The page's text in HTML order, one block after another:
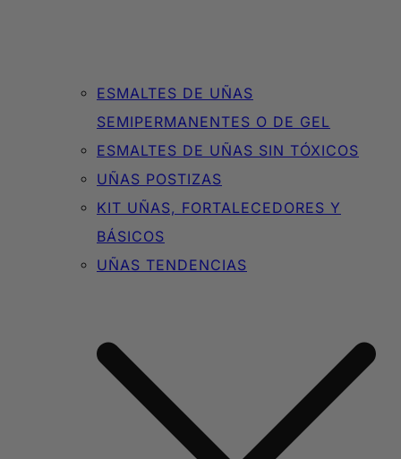
ESMALTES DE UÑAS
SEMIPERMANENTES O DE GEL
ESMALTES DE UÑAS SIN TÓXICOS
UÑAS POSTIZAS
KIT UÑAS, FORTALECEDORES Y
BÁSICOS
UÑAS TENDENCIAS